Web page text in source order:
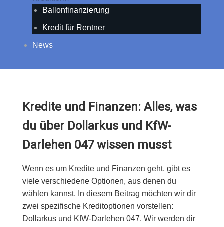
Ballonfinanzierung
Kredit für Rentner
News
Kredite und Finanzen: Alles, was
du über Dollarkus und KfW-
Darlehen 047 wissen musst
Wenn es um Kredite und Finanzen geht, gibt es
viele verschiedene Optionen, aus denen du
wählen kannst. In diesem Beitrag möchten wir dir
zwei spezifische Kreditoptionen vorstellen:
Dollarkus und KfW-Darlehen 047. Wir werden dir